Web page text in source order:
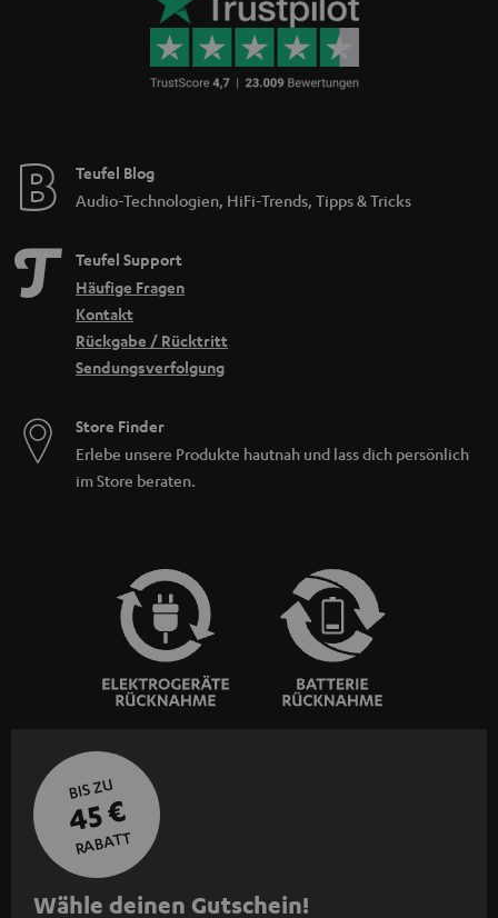
Teufel Blog
Audio-Technologien, HiFi-Trends, Tipps & Tricks
Teufel Support
Häufige Fragen
Kontakt
Rückgabe / Rücktritt
Sendungsverfolgung
Store Finder
Erlebe unsere Produkte hautnah und lass dich persönlich
im Store beraten.
BIS ZU
45 €
RABATT
N
Wähle deinen Gutschein!